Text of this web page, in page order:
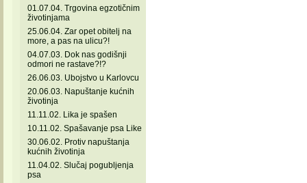
01.07.04. Trgovina egzotičnim
životinjama
25.06.04. Zar opet obitelj na
more, a pas na ulicu?!
04.07.03. Dok nas godišnji
odmori ne rastave?!?
26.06.03. Ubojstvo u Karlovcu
20.06.03. Napuštanje kućnih
životinja
11.11.02. Lika je spašen
10.11.02. Spašavanje psa Like
30.06.02. Protiv napuštanja
kućnih životinja
11.04.02. Slučaj pogubljenja
psa